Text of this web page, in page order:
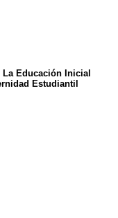
La Educación Inicial
Estudiantil